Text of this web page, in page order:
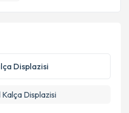
işlenmesine ilişkinAydınlatma
ve kişisel verilerimin belirtilen
kabul ediyorum.
Displazisi
Kalça Displazisi